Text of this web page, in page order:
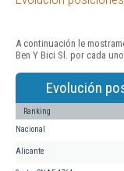
A continuación le
Ben Y Bici Sl. por cada
Evolución
Ranking
Nacional
Alicante